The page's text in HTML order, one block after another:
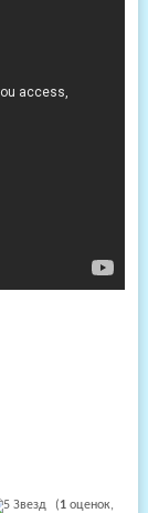
(1оценок,